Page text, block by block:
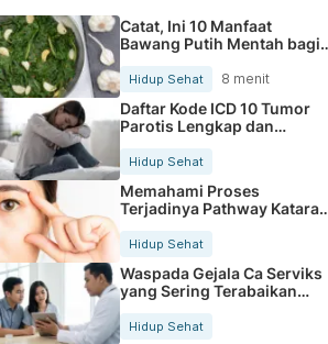
Catat, Ini 10 Manfaat
Bawang Putih Mentah bagi
Hidup Sehat 8 menit
Daftar Kode ICD 10 Tumor
Parotis Lengkap dan
Hidup Sehat
Memahami Proses
Terjadinya Pathway Katarak
Hidup Sehat
Waspada Gejala Ca Serviks
yang Sering Terabaikan
Hidup Sehat